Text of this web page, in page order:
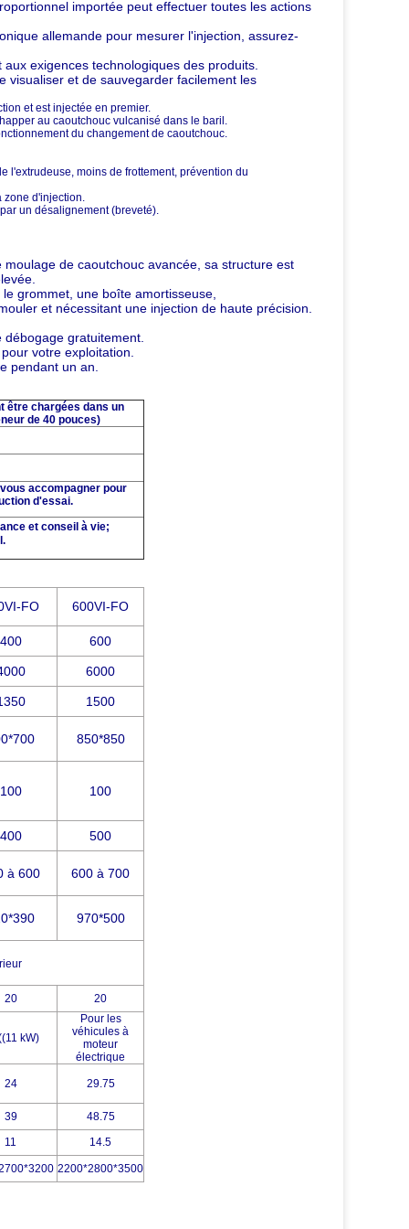
importée peut effectuer toutes les actions
allemande pour mesurer l'injection, assurez-
exigences technologiques des produits.
visualiser et de sauvegarder facilement les
et est injectée en premier.
au caoutchouc vulcanisé dans le baril.
du changement de caoutchouc.
l'extrudeuse, moins de frottement, prévention du
zone d'injection.
un désalignement (breveté).
de caoutchouc avancée, sa structure est
grommet, une boîte amortisseuse,
et nécessitant une injection de haute précision.
gratuitement.
votre exploitation.
pendant un an.
être chargées dans un
de 40 pouces)
accompagner pour
d'essai.
et conseil à vie;
FO 600VI-FO
400 600
6000
1500
850*850
100 100
400 500
à 600 600 à 700
970*500
20 20
kW)
Pour les
véhicules à
moteur
électrique
24 29.75
39
48.75
11
14.5
2200*2800*3500